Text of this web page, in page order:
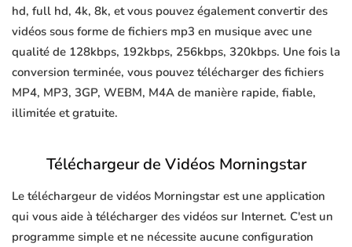
hd, full hd, 4k, 8k, et vous pouvez également convertir des
vidéos sous forme de fichiers mp3 en musique avec une
qualité de 128kbps, 192kbps, 256kbps, 320kbps. Une fois la
conversion terminée, vous pouvez télécharger des fichiers
MP4, MP3, 3GP, WEBM, M4A de manière rapide, fiable,
illimitée et gratuite.
Téléchargeur de Vidéos Morningstar
Le téléchargeur de vidéos Morningstar est une application
qui vous aide à télécharger des vidéos sur Internet. C'est un
programme simple et ne nécessite aucune configuration